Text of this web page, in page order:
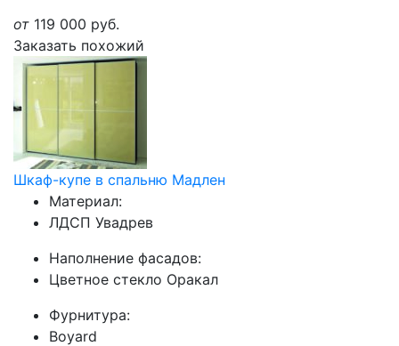
от 119 000 руб.
Заказать похожий
Шкаф-купе в спальню Мадлен
Материал:
ЛДСП Увадрев
Наполнение фасадов:
Цветное стекло Оракал
Фурнитура:
Boyard